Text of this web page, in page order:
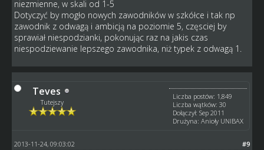
niezmienne, w skali od 1-5
Dotyczyć by mogło nowych zawodników w szkółce i tak np
zawodnik z odwagą i ambicją na poziomie 5, częsciej by
sprawiał niespodzianki, pokonując raz na jakis czas
niespodziewanie lepszego zawodnika, niż typek z odwagą 1.
Teves
Tutejszy
Liczba postów: 1,849
Liczba wątków: 30
Dołączył: Sep 2011
Drużyna: Anioły UNIBAX
#9
2013-11-24, 09:03:02